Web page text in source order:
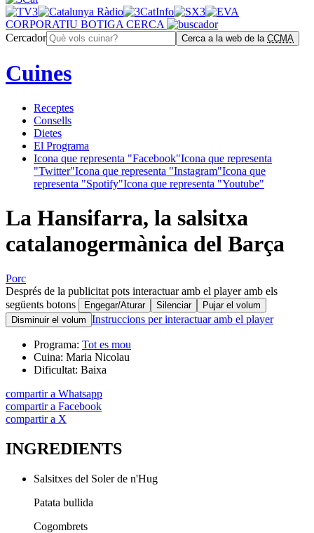
CORPORATIU BOTIGA CERCA
Cercador
Cerca a la web de la CCMA
Cuines
Receptes
Consells
Dietes
El Programa
Icona que representa "Facebook"Icona que representa
"Twitter"Icona que representa "Instagram"Icona que
representa "Spotify"Icona que representa "Youtube"
La Hansifarra, la salsitxa
catalanogermànica del Barça
Porc
Després de la publicitat pots interactuar amb el player amb els
següents botons
Engegar/Aturar Silenciar
Pujar el volum
Disminuir el volum Instruccions per interactuar amb el player
Programa: Tot es mou
Cuina: Maria Nicolau
Dificultat: Baixa
compartir a Whatsapp
compartir a Facebook
compartir a X
INGREDIENTS
Salsitxes del Soler de n'Hug
Patata bullida
Cogombrets